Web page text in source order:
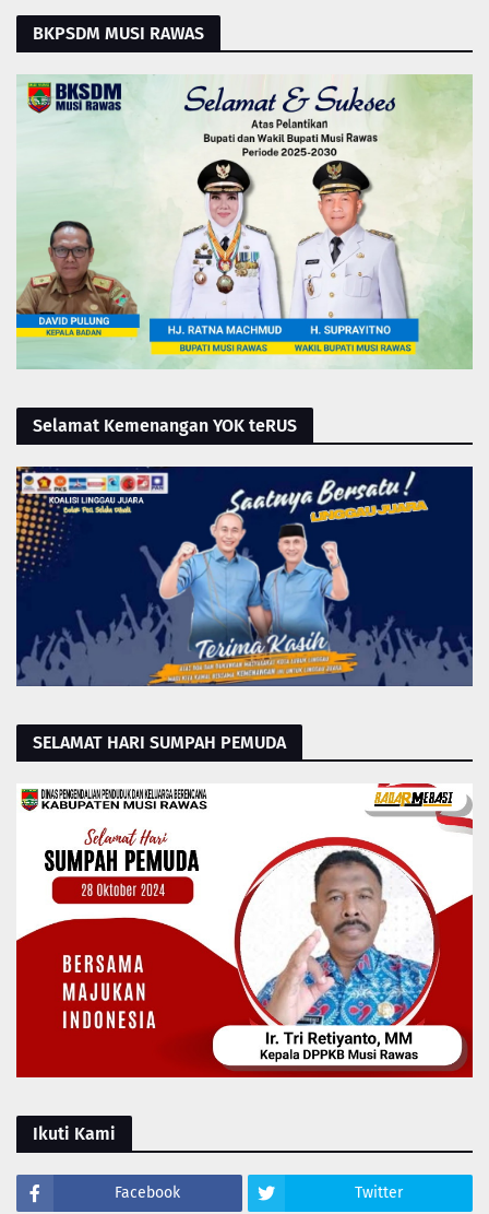
BKPSDM MUSI RAWAS
Selamat Kemenangan YOK teRUS
SELAMAT HARI SUMPAH PEMUDA
Ikuti Kami
Facebook Twitter